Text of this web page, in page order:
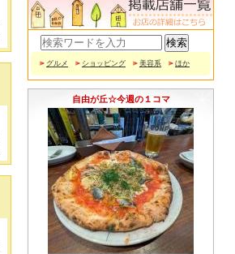
顧問契約 】 冷え性改善協会は、小規模の
エステサロン、リ..
グルメ ショッピング 美容系 ほか
自由が丘☆今週の１コマ